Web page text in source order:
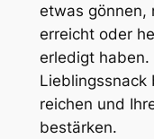
etwas gönnen,
erreicht oder
erledigt haben.
Lieblingssnack
reichen und
bestärken.